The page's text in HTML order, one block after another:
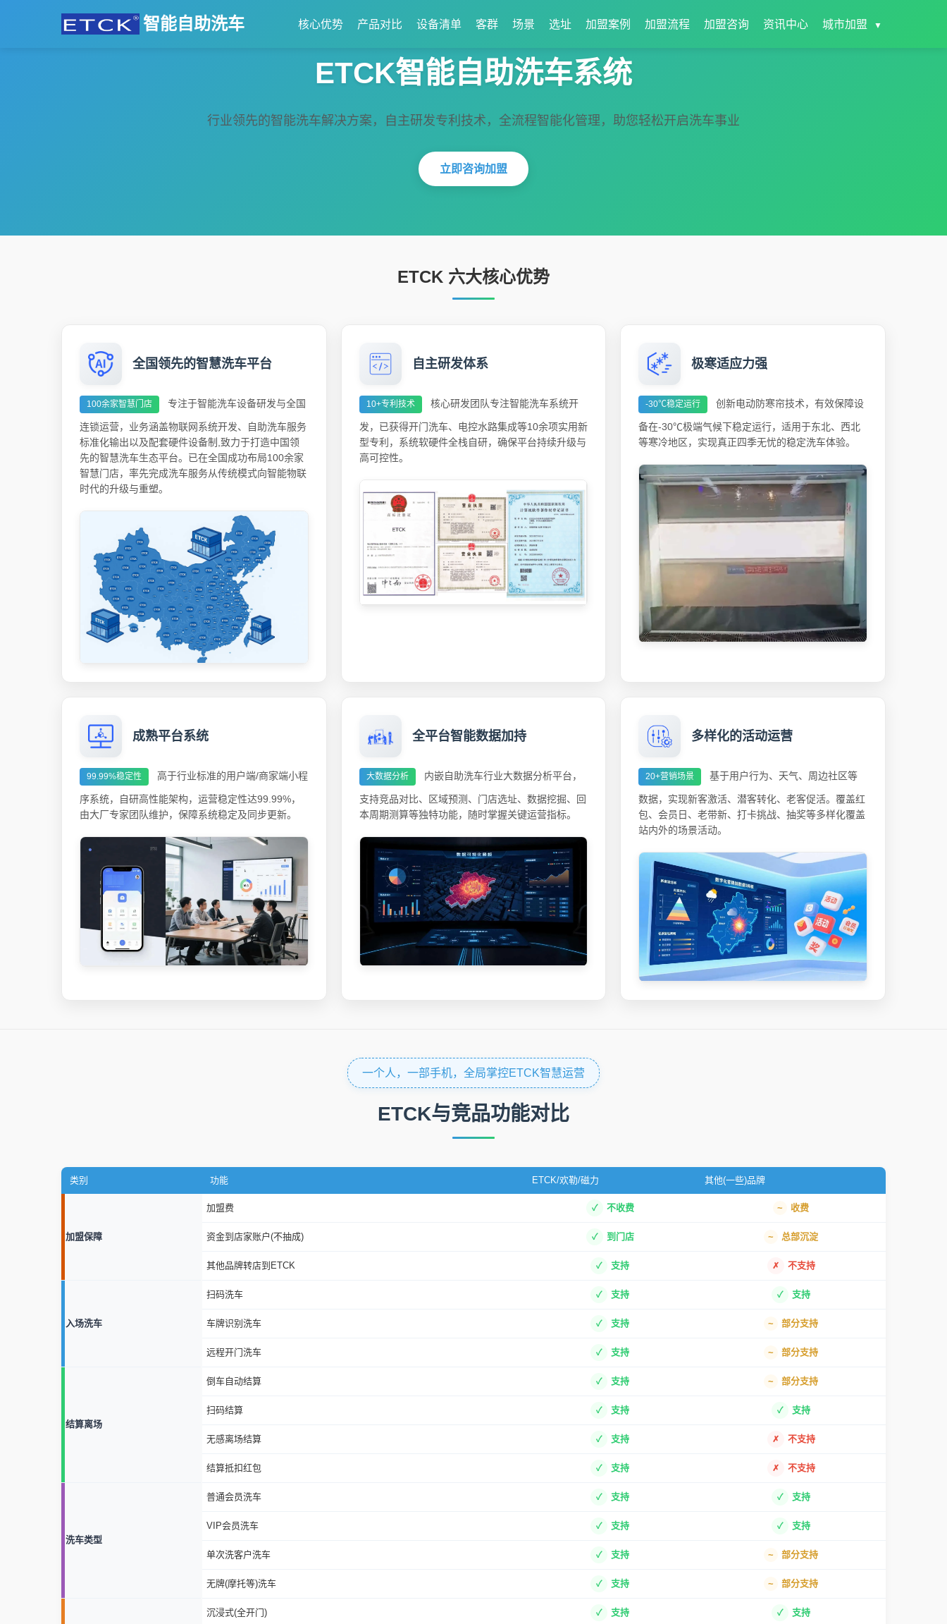
智能自助洗车 核心优势 产品对比 设备清单 客群 场景 选址 加盟案例 加盟流程 加盟咨询 资讯中心 城市加盟 ▼
ETCK智能自助洗车系统
行业领先的智能洗车解决方案，自主研发专利技术，全流程智能化管理，助您轻松开启洗车事业
立即咨询加盟
ETCK 六大核心优势
全国领先的智慧洗车平台
100余家智慧门店 专注于智能洗车设备研发与全国
连锁运营，业务涵盖物联网系统开发、自助洗车服务
标准化输出以及配套硬件设备制,致力于打造中国领
先的智慧洗车生态平台。已在全国成功布局100余家
智慧门店，率先完成洗车服务从传统模式向智能物联
时代的升级与重塑。
自主研发体系
10+专利技术 核心研发团队专注智能洗车系统开
发，已获得开门洗车、电控水路集成等10余项实用新
型专利，系统软硬件全栈自研，确保平台持续升级与
高可控性。
极寒适应力强
-30℃稳定运行 创新电动防寒帘技术，有效保障设
备在-30℃极端气候下稳定运行，适用于东北、西北
等寒冷地区，实现真正四季无忧的稳定洗车体验。
成熟平台系统
99.99%稳定性 高于行业标准的用户端/商家端小程
序系统，自研高性能架构，运营稳定性达99.99%，
由大厂专家团队维护，保障系统稳定及同步更新。
全平台智能数据加持
大数据分析 内嵌自助洗车行业大数据分析平台，
支持竞品对比、区域预测、门店选址、数据挖掘、回
本周期测算等独特功能，随时掌握关键运营指标。
多样化的活动运营
20+营销场景 基于用户行为、天气、周边社区等
数据，实现新客激活、潜客转化、老客促活。覆盖红
包、会员日、老带新、打卡挑战、抽奖等多样化覆盖
站内外的场景活动。
一个人，一部手机，全局掌控ETCK智慧运营
ETCK与竞品功能对比
类别 功能 ETCK/欢勒/磁力 其他(一些)品牌
加盟保障
加盟费 不收费 收费
资金到店家账户(不抽成) 到门店 总部沉淀
其他品牌转店到ETCK 支持 不支持
入场洗车
扫码洗车 支持 支持
车牌识别洗车 支持 部分支持
远程开门洗车 支持 部分支持
结算离场
倒车自动结算 支持 部分支持
扫码结算 支持 支持
无感离场结算 支持 不支持
结算抵扣红包 支持 不支持
洗车类型
普通会员洗车 支持 支持
VIP会员洗车 支持 支持
单次洗客户洗车 支持 部分支持
无牌(摩托等)洗车 支持 部分支持
沉浸式(全开门) 支持 支持